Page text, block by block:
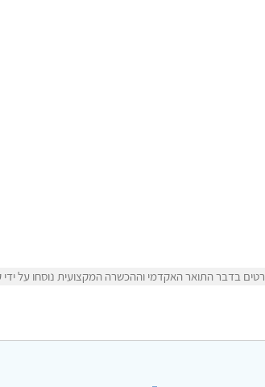
בדבר התואר האקדמי וההכשרה המקצועית נוסחו על ידי